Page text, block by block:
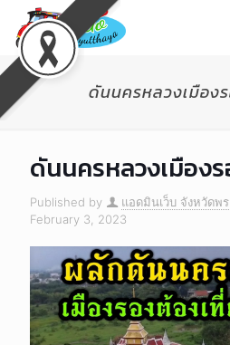
ดันนครหลวงเมือง
ดันนครหลวงเมือง
Published by แอดมินเว็บ จังหวัดพ
February 3, 2023